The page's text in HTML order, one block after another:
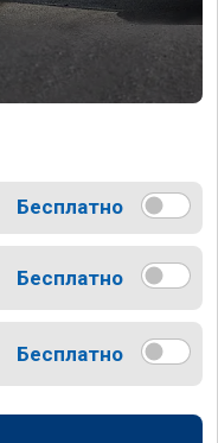
Бесплатно
Бесплатно
Бесплатно